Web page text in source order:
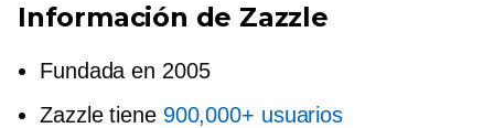
Información de Zazzle
Fundada en 2005
Zazzle tiene 900,000+ usuarios